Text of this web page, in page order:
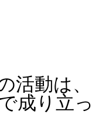
活動は、
成り立っ